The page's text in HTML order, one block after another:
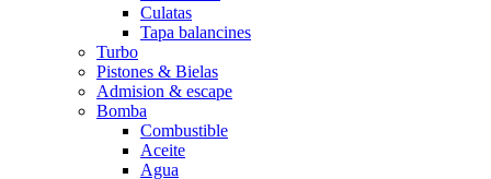
Culatas
Tapa balancines
Turbo
Pistones & Bielas
Admision & escape
Bomba
Combustible
Aceite
Agua